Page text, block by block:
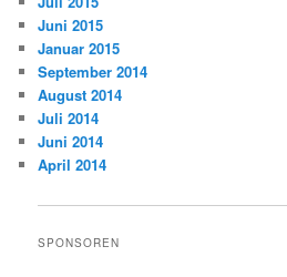
Juni 2015
Januar 2015
September 2014
August 2014
Juli 2014
Juni 2014
April 2014
SPONSOREN